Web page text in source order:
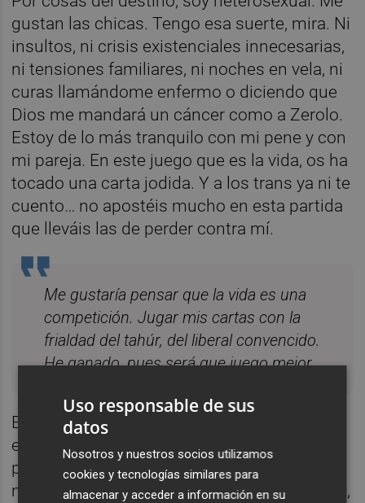
gustan las chicas. Tengo esa suerte, mira. Ni
insultos, ni crisis existenciales innecesarias,
ni tensiones familiares, ni noches en vela, ni
curas llamándome enfermo o diciendo que
Dios me mandará un cáncer como a Zerolo.
Estoy de lo más tranquilo con mi pene y con
mi pareja. En este juego que es la vida, os ha
tocado una carta jodida. Y a los trans ya ni te
cuento… no apostéis mucho en esta partida
que lleváis las de perder contra mí.
Me gustaría pensar que la vida es una
competición. Jugar mis cartas con la
frialdad del tahúr, del liberal convencido.
He ganado, pues será que juego mejor,
Encima soy hombre. Joder, menuda mano
espectacular me ha tocado, ¿eh? He nacido
para ser director y tener secretaria, para que
mis hermanas me quiten el plato de la mesa,
Uso responsable de sus
datos
Nosotros y nuestros socios utilizamos
cookies y tecnologías similares para
almacenar y acceder a información en su